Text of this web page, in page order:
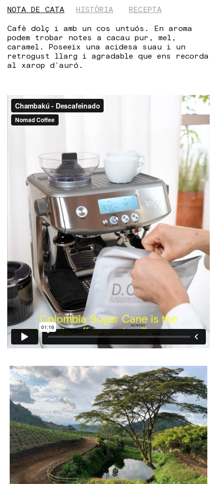
NOTA DE CATA HISTÒRIA
RECEPTA
Cafè dolç i amb un cos untuós. En aroma
podem trobar notes a cacau pur, mel,
caramel. Poseeix una acidesa suau i un
retrogust llarg i agradable que ens recorda
al xarop d’auró.